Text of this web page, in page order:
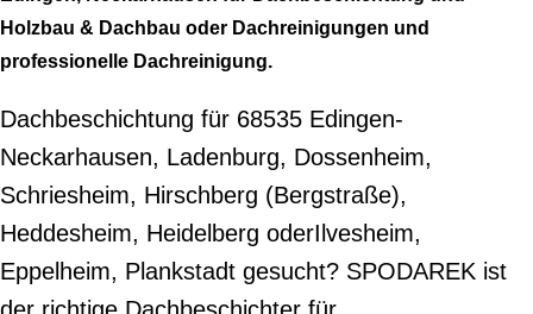
Holzbau & Dachbau oder Dachreinigungen und
professionelle Dachreinigung.
Dachbeschichtung für 68535 Edingen-
Neckarhausen, Ladenburg, Dossenheim,
Schriesheim, Hirschberg (Bergstraße),
Heddesheim, Heidelberg oderIlvesheim,
Eppelheim, Plankstadt gesucht? SPODAREK ist